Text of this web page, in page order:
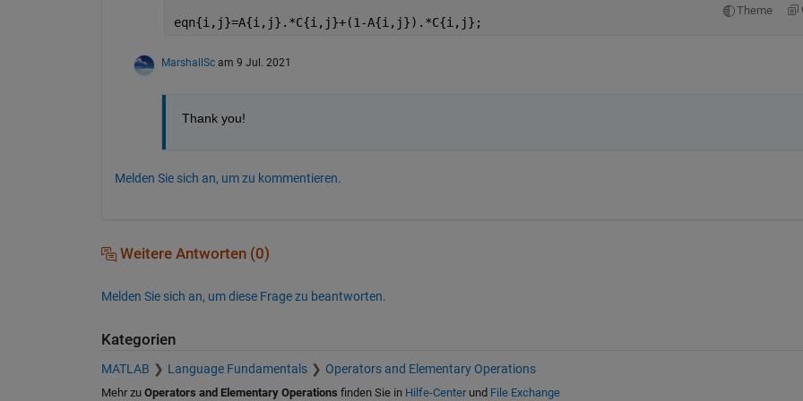
Theme
eqn{i,j}=A{i,j}.*C{i,j}+(1-A{i,j}).*C{i,j};
MarshallSc am 9 Jul. 2021
Thank you!
Melden Sie sich an, um zu kommentieren.
Weitere Antworten (0)
Melden Sie sich an, um diese Frage zu beantworten.
Kategorien
MATLAB Language Fundamentals Operators and Elementary Operations
Mehr zu Operators and Elementary Operations finden Sie in Hilfe-Centerund File Exchange